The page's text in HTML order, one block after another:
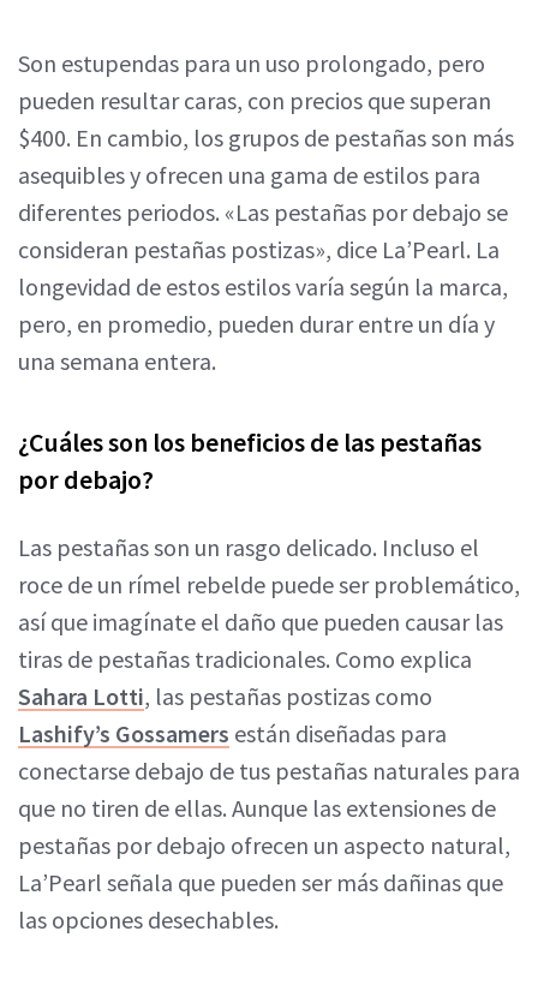
Son estupendas para un uso prolongado, pero
pueden resultar caras, con precios que superan
$400. En cambio, los grupos de pestañas son más
asequibles y ofrecen una gama de estilos para
diferentes periodos. «Las pestañas por debajo se
consideran pestañas postizas», dice La’Pearl. La
longevidad de estos estilos varía según la marca,
pero, en promedio, pueden durar entre un día y
una semana entera.
¿Cuáles son los beneficios de las pestañas
por debajo?
Las pestañas son un rasgo delicado. Incluso el
roce de un rímel rebelde puede ser problemático,
así que imagínate el daño que pueden causar las
tiras de pestañas tradicionales. Como explica
Sahara Lotti, las pestañas postizas como
Lashify’s Gossamers están diseñadas para
conectarse debajo de tus pestañas naturales para
que no tiren de ellas. Aunque las extensiones de
pestañas por debajo ofrecen un aspecto natural,
La’Pearl señala que pueden ser más dañinas que
las opciones desechables.